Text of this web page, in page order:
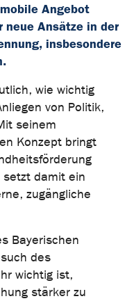
Angebot
neue Ansätze in der
insbesondere
wie wichtig
von Politik,
seinem
Konzept bringt
damit ein
zugängliche
Bayerischen
des
wichtig ist,
stärker zu